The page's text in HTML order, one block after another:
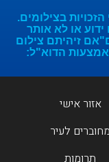
בצילומים.
ידוע או לא אותר
יוצרים"אם זיהיתם צילום
הדוא"ל:
אזור אישי
מחוברים לעיר
תרומות